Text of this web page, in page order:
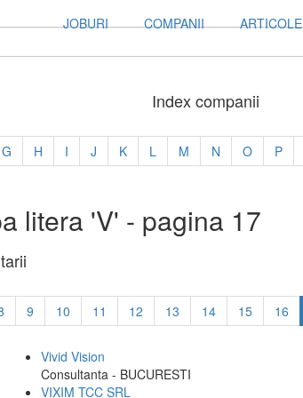
JOBURI COMPANII ARTICOLE
Index companii
G H I J K L M N O P
litera 'V' - pagina 17
9 10 11 12 13 14 15 16
Vivid Vision
Consultanta - BUCURESTI
VIXIM TCC SRL